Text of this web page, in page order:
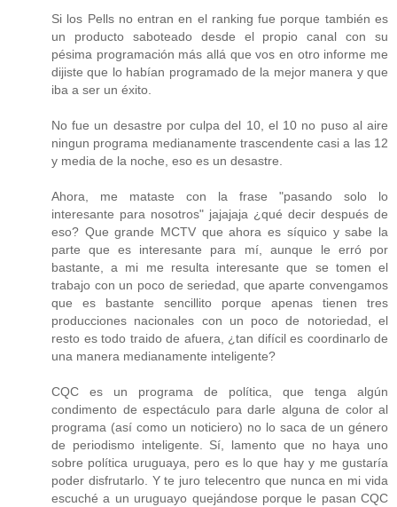
Si los Pells no entran en el ranking fue porque también es
un producto saboteado desde el propio canal con su
pésima programación más allá que vos en otro informe me
dijiste que lo habían programado de la mejor manera y que
iba a ser un éxito.
No fue un desastre por culpa del 10, el 10 no puso al aire
ningun programa medianamente trascendente casi a las 12
y media de la noche, eso es un desastre.
Ahora, me mataste con la frase "pasando solo lo
interesante para nosotros" jajajaja ¿qué decir después de
eso? Que grande MCTV que ahora es síquico y sabe la
parte que es interesante para mí, aunque le erró por
bastante, a mi me resulta interesante que se tomen el
trabajo con un poco de seriedad, que aparte convengamos
que es bastante sencillito porque apenas tienen tres
producciones nacionales con un poco de notoriedad, el
resto es todo traido de afuera, ¿tan difícil es coordinarlo de
una manera medianamente inteligente?
CQC es un programa de política, que tenga algún
condimento de espectáculo para darle alguna de color al
programa (así como un noticiero) no lo saca de un género
de periodismo inteligente. Sí, lamento que no haya uno
sobre política uruguaya, pero es lo que hay y me gustaría
poder disfrutarlo. Y te juro telecentro que nunca en mi vida
escuché a un uruguayo quejándose porque le pasan CQC